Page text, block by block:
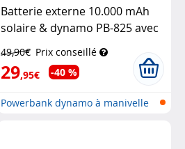
Batterie externe 10.000 mAh
solaire & dynamo PB-825 avec
câbles de charge intégrés
Revolt
49,90€ Prix conseillé
29,95€ -40 %
Powerbank dynamo à manivelle